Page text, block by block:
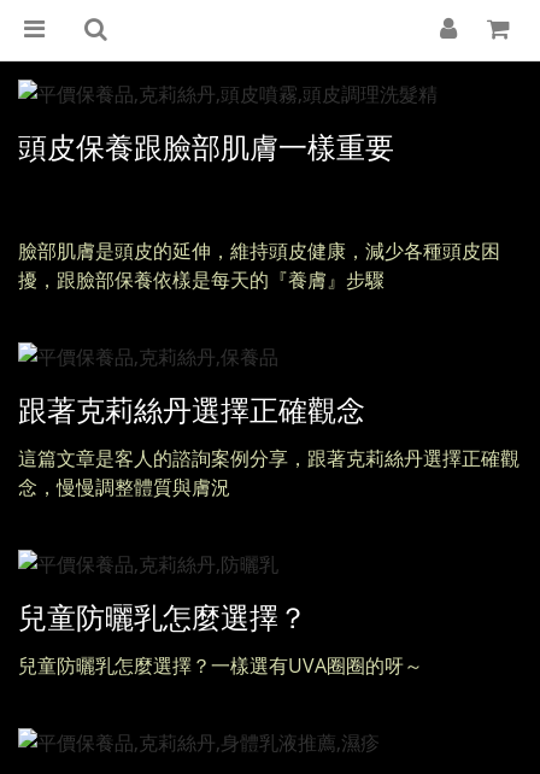
頭皮保養跟臉部肌膚一樣重要
臉部肌膚是頭皮的延伸，維持頭皮健康，減少各種頭皮困
擾，跟臉部保養依樣是每天的『養膚』步驟
跟著克莉絲丹選擇正確觀念
這篇文章是客人的諮詢案例分享，跟著克莉絲丹選擇正確觀
念，慢慢調整體質與膚況
兒童防曬乳怎麼選擇？
兒童防曬乳怎麼選擇？一樣選有UVA圈圈的呀～